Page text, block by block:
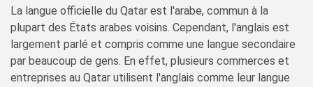
La langue officielle du Qatar est l'arabe, commun à la
plupart des États arabes voisins. Cependant, l'anglais est
largement parlé et compris comme une langue secondaire
par beaucoup de gens. En effet, plusieurs commerces et
entreprises au Qatar utilisent l'anglais comme leur langue